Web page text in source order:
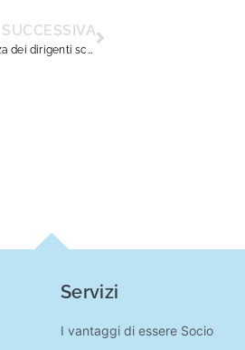
SUCCESSIVA
Caso Bearzi: vademecum sulla sicurezza dei dirigenti scolastici!!
Servizi
I vantaggi di essere Socio